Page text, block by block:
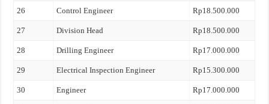
26 Control Engineer Rp18.500.000
27 Division Head Rp18.500.000
28 Drilling Engineer Rp17.000.000
29 Electrical Inspection Engineer Rp15.300.000
30 Engineer Rp17.000.000